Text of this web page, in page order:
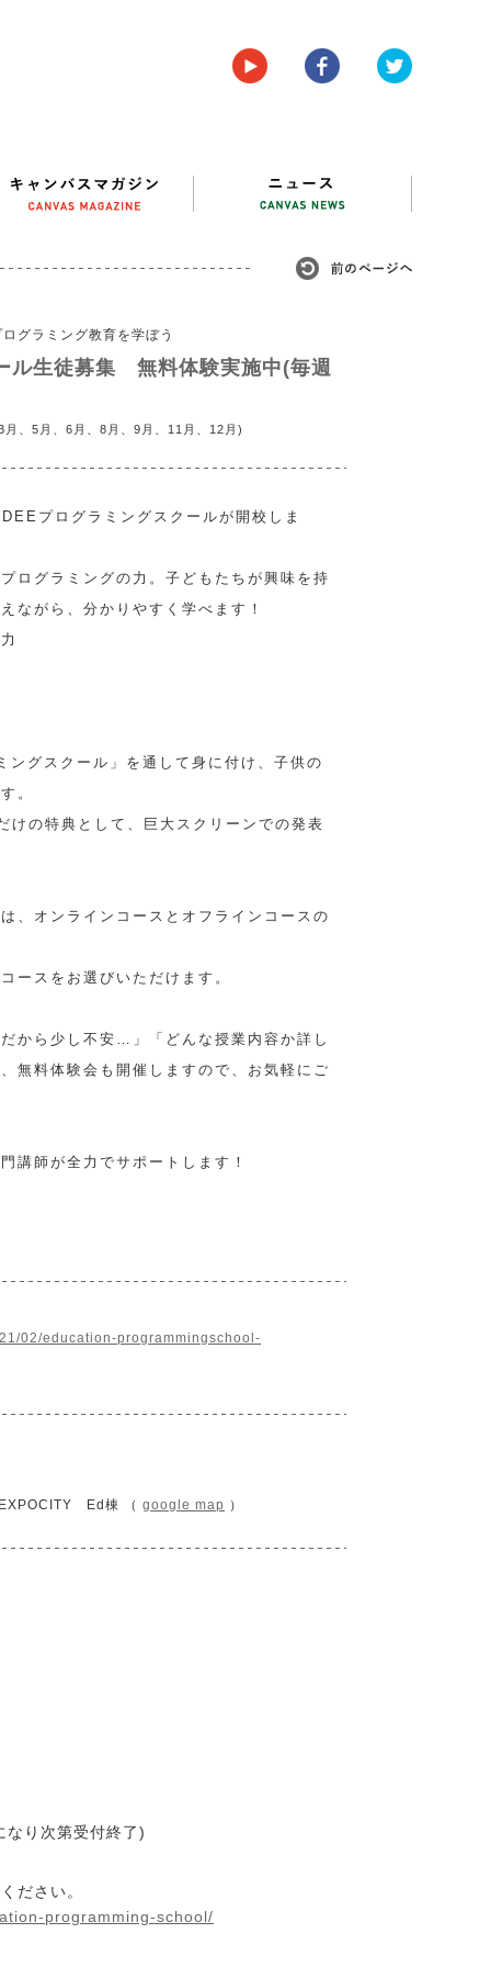
グラミング教育を学ぼう
ル生徒募集 無料体験実施中(毎週
、5月、6月、8月、9月、11月、12月)
プログラミングスクールが開校しま
ログラミングの力。子どもたちが興味を持
ながら、分かりやすく学べます！
ングスクール」を通して身に付け、子供の
。
けの特典として、巨大スクリーンでの発表
、オンラインコースとオフラインコースの
ースをお選びいただけます。
から少し不安…」「どんな授業内容か詳し
無料体験会も開催しますので、お気軽にご
講師が全力でサポートします！
02/education-programmingschool-
Ed棟 （ google map ）
なり次第受付終了)
ださい。
programming-school/